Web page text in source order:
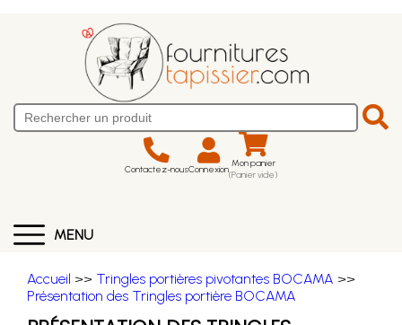
Contactez-nousConnexion Mon panier
(Panier vide)
MENU
Accueil >> Tringles portières pivotantes BOCAMA >>
Présentation des Tringles portière BOCAMA